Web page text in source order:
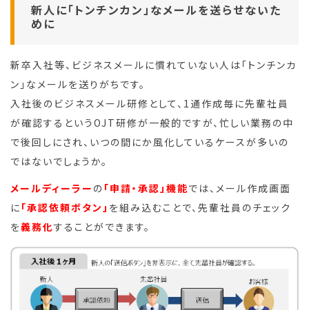
新人に「トンチンカン」なメールを送らせないた
めに
新卒入社等、ビジネスメールに慣れていない人は「トンチンカ
ン」なメールを送りがちです。
入社後のビジネスメール研修として、1通作成毎に先輩社員
が確認するというOJT研修が一般的ですが、忙しい業務の中
で後回しにされ、いつの間にか風化しているケースが多いの
ではないでしょうか。
メールディーラー の 「申請・承認」機能では、メール作成画面
に 「承認依頼ボタン」 を組み込むことで、先輩社員のチェック
を義務化することができます。